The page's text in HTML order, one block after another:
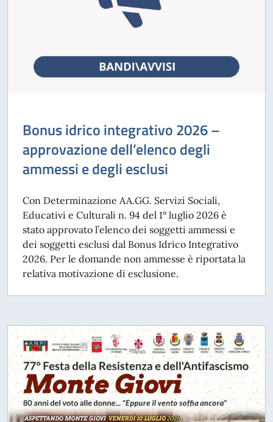
Bonus idrico integrativo 2026 –
approvazione dell’elenco degli
ammessi e degli esclusi
Con Determinazione AA.GG. Servizi Sociali,
Educativi e Culturali n. 94 del 1° luglio 2026 è
stato approvato l’elenco dei soggetti ammessi e
dei soggetti esclusi dal Bonus Idrico Integrativo
2026. Per le domande non ammesse è riportata la
relativa motivazione di esclusione.